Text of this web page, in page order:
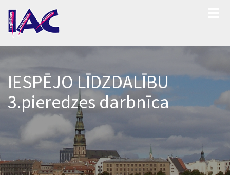
IESPĒJO LĪDZDALĪBU
3.pieredzes darbnīca